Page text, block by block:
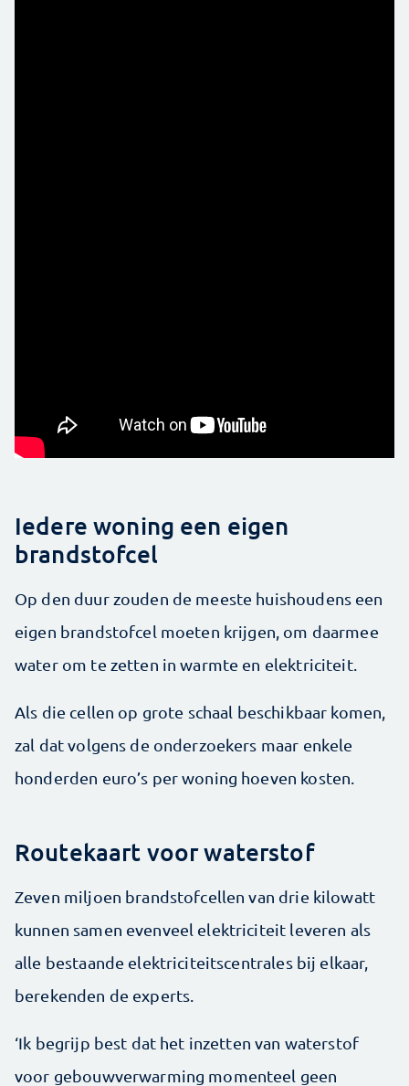
Iedere woning een eigen
brandstofcel
Op den duur zouden de meeste huishoudens een
eigen brandstofcel moeten krijgen, om daarmee
water om te zetten in warmte en elektriciteit.
Als die cellen op grote schaal beschikbaar komen,
zal dat volgens de onderzoekers maar enkele
honderden euro’s per woning hoeven kosten.
Routekaart voor waterstof
Zeven miljoen brandstofcellen van drie kilowatt
kunnen samen evenveel elektriciteit leveren als
alle bestaande elektriciteitscentrales bij elkaar,
berekenden de experts.
‘Ik begrijp best dat het inzetten van waterstof
voor gebouwverwarming momenteel geen